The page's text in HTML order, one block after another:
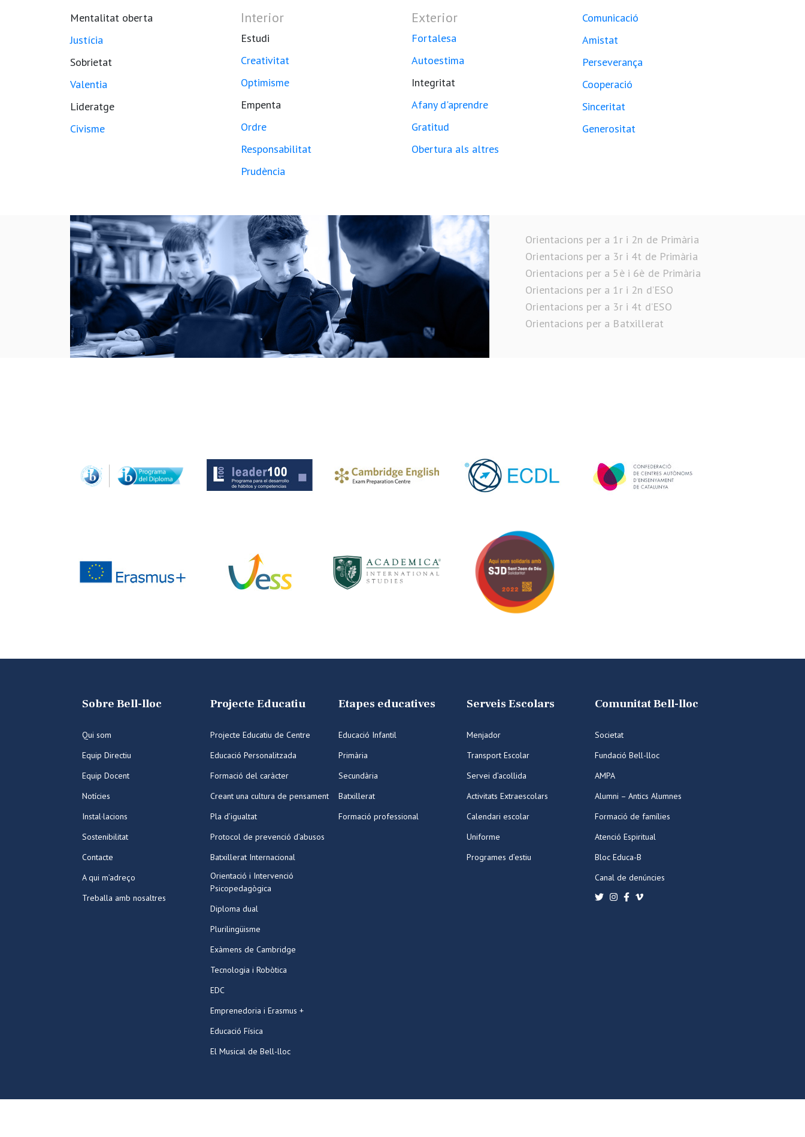
Mentalitat oberta
Justícia
Sobrietat
Valentia
Lideratge
Civisme
Interior
Estudi
Creativitat
Optimisme
Empenta
Ordre
Responsabilitat
Prudència
Exterior
Fortalesa
Autoestima
Integritat
Afany d'aprendre
Gratitud
Obertura als altres
Comunicació
Amistat
Perseverança
Cooperació
Sinceritat
Generositat
Orientacions per a 1r i 2n de Primària
Orientacions per a 3r i 4t de Primària
Orientacions per a 5è i 6è de Primària
Orientacions per a 1r i 2n d’ESO
Orientacions per a 3r i 4t d’ESO
Orientacions per a Batxillerat
Sobre Bell-lloc
Qui som
Equip Directiu
Equip Docent
Notícies
Instal·lacions
Sostenibilitat
Contacte
A qui m’adreço
Treballa amb nosaltres
Projecte Educatiu
Projecte Educatiu de Centre
Educació Personalitzada
Formació del caràcter
Creant una cultura de pensament
Pla d’igualtat
Protocol de prevenció d’abusos
Batxillerat Internacional
Orientació i Intervenció
Psicopedagògica
Diploma dual
Plurilingüisme
Exàmens de Cambridge
Tecnologia i Robòtica
EDC
Emprenedoria i Erasmus +
Educació Física
El Musical de Bell-lloc
Etapes educatives
Educació Infantil
Primària
Secundària
Batxillerat
Formació professional
Serveis Escolars
Menjador
Transport Escolar
Servei d’acollida
Activitats Extraescolars
Calendari escolar
Uniforme
Programes d’estiu
Comunitat Bell-lloc
Societat
Fundació Bell-lloc
AMPA
Alumni – Antics Alumnes
Formació de famílies
Atenció Espiritual
Bloc Educa-B
Canal de denúncies